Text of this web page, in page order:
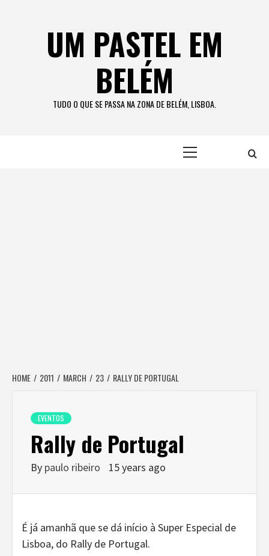
UM PASTEL EM
BELÉM
TUDO O QUE SE PASSA NA ZONA DE BELÉM, LISBOA.
HOME 2011 MARCH 23 RALLY DE PORTUGAL
EVENTOS
Rally de Portugal
By paulo ribeiro 15 years ago
É já amanhã que se dá início à Super Especial de
Lisboa, do Rally de Portugal.